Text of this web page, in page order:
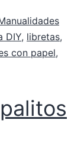
DIY, libretas,
con papel,